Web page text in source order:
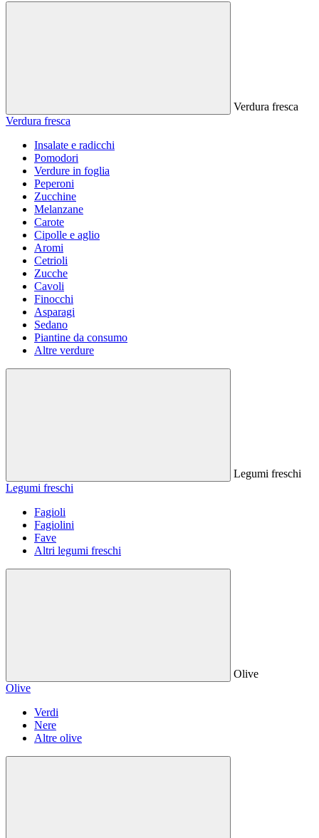
Verdura fresca
Verdura fresca
Insalate e radicchi
Pomodori
Verdure in foglia
Peperoni
Zucchine
Melanzane
Carote
Cipolle e aglio
Aromi
Cetrioli
Zucche
Cavoli
Finocchi
Asparagi
Sedano
Piantine da consumo
Altre verdure
Legumi freschi
Legumi freschi
Fagioli
Fagiolini
Fave
Altri legumi freschi
Olive
Olive
Verdi
Nere
Altre olive